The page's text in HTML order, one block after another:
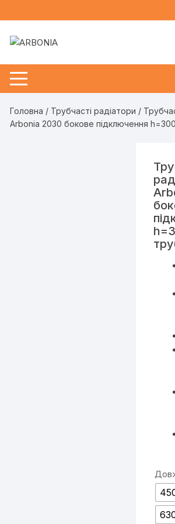
до
вмісту
Головна / Трубчасті радіатори /
Arbonia 2030 бокове підключення